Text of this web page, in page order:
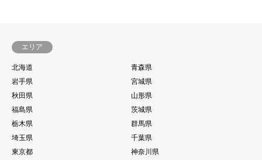
エリア
北海道
青森県
岩手県
宮城県
秋田県
山形県
福島県
茨城県
栃木県
群馬県
埼玉県
千葉県
東京都
神奈川県